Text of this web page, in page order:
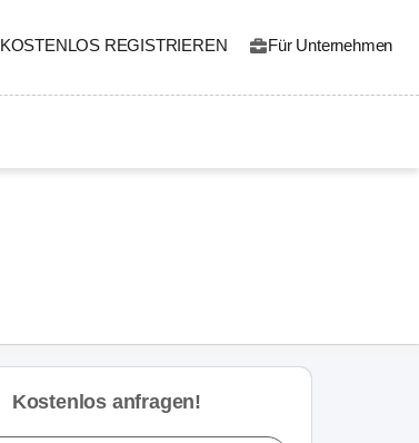
KOSTENLOS REGISTRIEREN Für Unternehmen
Kostenlos anfragen!